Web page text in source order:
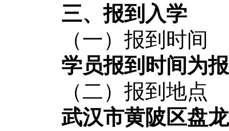
三、报到入学
（一）报到时间
学员报到时间为
（二）报到地点
武汉市黄陂区盘